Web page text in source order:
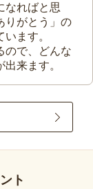
なればと思
りがとう」の
ます。
ので、どんな
来ます。
ト